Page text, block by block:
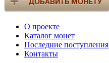
О проекте
Каталог монет
Последние поступления
Контакты